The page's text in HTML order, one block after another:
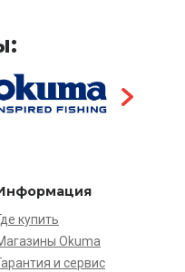
купить
Okuma
и сервис